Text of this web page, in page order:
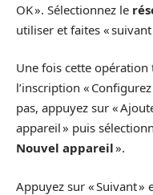
OK ». Sélectionnez le
utiliser et faites « suivant
Une fois cette
l’inscription « Configurez
pas, appuyez sur «
appareil » puis
Nouvel appareil».
Appuyez sur « Suivant »